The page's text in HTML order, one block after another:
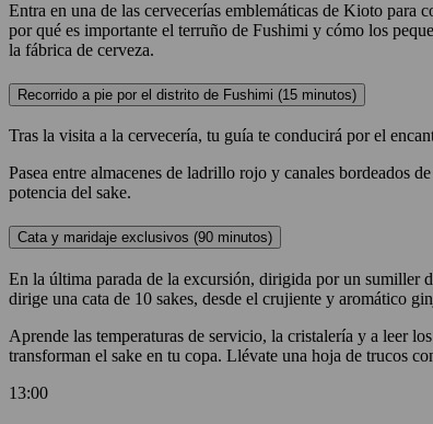
Entra en una de las cervecerías emblemáticas de Kioto
por qué es importante el terruño de Fushimi y cómo los
la fábrica de cerveza.
Recorrido a pie por el distrito de Fushimi (15 minutos)
Tras la visita a la cervecería, tu guía te conducirá por el
Pasea entre almacenes de ladrillo rojo y canales bordeados
potencia del sake.
Cata y maridaje exclusivos (90 minutos)
En la última parada de la excursión, dirigida por un sumiller
dirige una cata de 10 sakes, desde el crujiente y aromático
Aprende las temperaturas de servicio, la cristalería y a leer
transforman el sake en tu copa. Llévate una hoja de trucos
13:00